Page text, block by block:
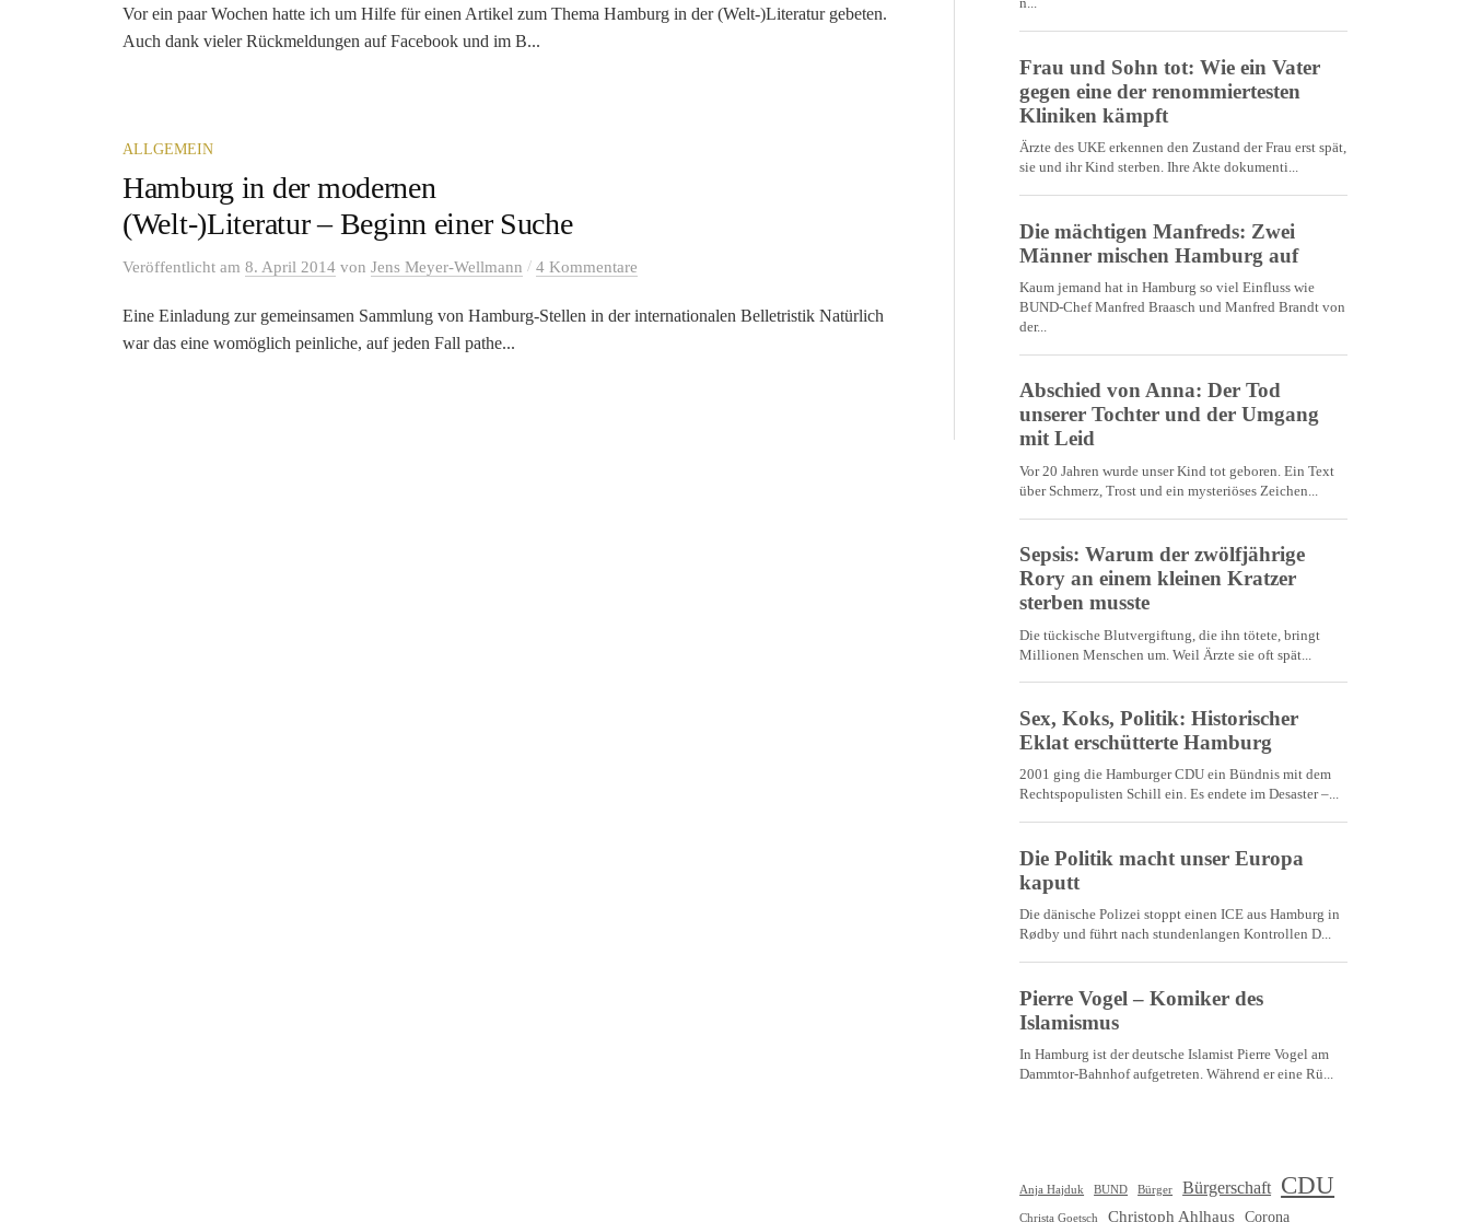
Vor ein paar Wochen hatte ich um Hilfe für einen Artikel zum Thema Hamburg in der (Welt-)Literatur gebeten.
Auch dank vieler Rückmeldungen auf Facebook und im B...
ALLGEMEIN
Hamburg in der modernen
(Welt-)Literatur – Beginn einer Suche
Veröffentlicht am 8. April 2014 von Jens Meyer-Wellmann / 4 Kommentare
Eine Einladung zur gemeinsamen Sammlung von Hamburg-Stellen in der internationalen Belletristik Natürlich
war das eine womöglich peinliche, auf jeden Fall pathe...
Anja Hajduk BUND Bürger Bürgerschaft CDU
Christa Goetsch Christoph Ahlhaus
Corona